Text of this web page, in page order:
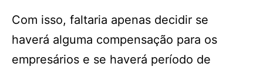
Com isso, faltaria apenas decidir se
haverá alguma compensação para os
empresários e se haverá período de